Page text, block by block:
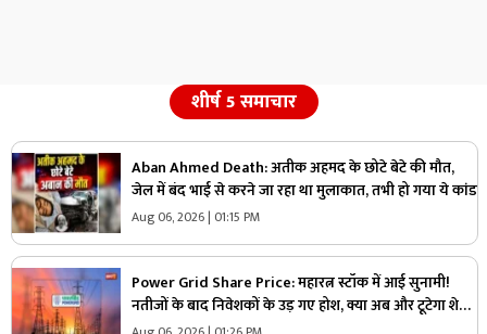
शीर्ष 5 समाचार
Aban Ahmed Death: अतीक अहमद के छोटे बेटे की मौत,
जेल में बंद भाई से करने जा रहा था मुलाकात, तभी हो गया ये कांड
Aug 06, 2026 | 01:15 PM
Power Grid Share Price: महारत्न स्टॉक में आई सुनामी!
नतीजों के बाद निवेशकों के उड़ गए होश, क्या अब और टूटेगा शेयर
या करेगी वापसी?